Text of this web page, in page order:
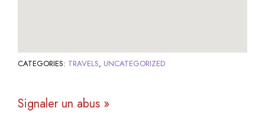
CATEGORIES: TRAVELS, UNCATEGORIZED
Signaler un abus »